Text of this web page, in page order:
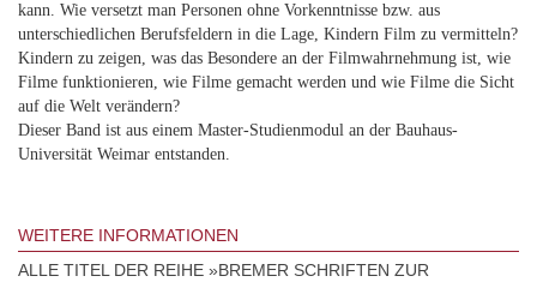
kann. Wie versetzt man Personen ohne Vorkenntnisse bzw. aus
unterschiedlichen Berufsfeldern in die Lage, Kindern Film zu vermitteln?
Kindern zu zeigen, was das Besondere an der Filmwahrnehmung ist, wie
Filme funktionieren, wie Filme gemacht werden und wie Filme die Sicht
auf die Welt verändern?
Dieser Band ist aus einem Master-Studienmodul an der Bauhaus-
Universität Weimar entstanden.
WEITERE INFORMATIONEN
ALLE TITEL DER REIHE »BREMER SCHRIFTEN ZUR